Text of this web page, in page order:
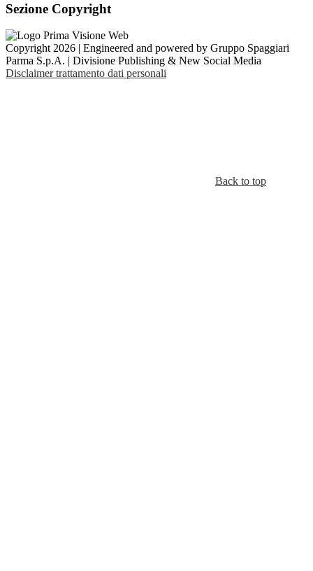
Sezione Copyright
Copyright 2026 | Engineered and powered by Gruppo Spaggiari
Parma S.p.A. | Divisione Publishing & New Social Media
Disclaimer trattamento dati personali
Back to top